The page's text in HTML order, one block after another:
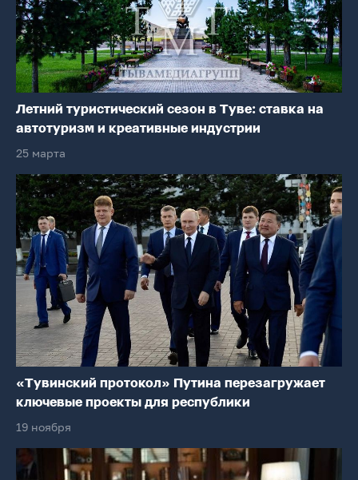
Летний туристический сезон в Туве: ставка на
автотуризм и креативные индустрии
25 марта
«Тувинский протокол» Путина перезагружает
ключевые проекты для республики
19 ноября